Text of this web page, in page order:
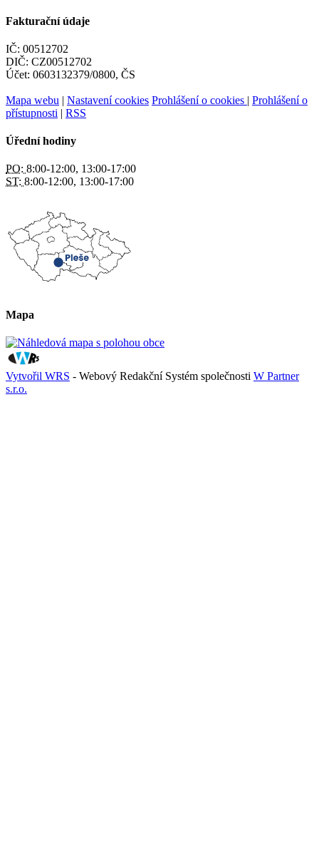
Fakturační údaje
IČ: 00512702
DIČ: CZ00512702
Účet: 0603132379/0800, ČS
Mapa webu | Nastavení cookies Prohlášení o cookies | Prohlášení o
přístupnosti | RSS
Úřední hodiny
PO: 8:00-12:00, 13:00-17:00
ST: 8:00-12:00, 13:00-17:00
Mapa
Vytvořil WRS - Webový Redakční Systém společnosti W Partner
s.r.o.